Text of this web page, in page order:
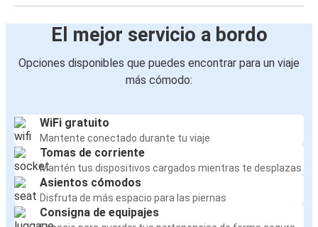
El mejor servicio a bordo
Opciones disponibles que puedes encontrar para un viaje
más cómodo:
WiFi gratuito
Mantente conectado durante tu viaje
Tomas de corriente
Mantén tus dispositivos cargados mientras te desplazas
Asientos cómodos
Disfruta de más espacio para las piernas
Consigna de equipajes